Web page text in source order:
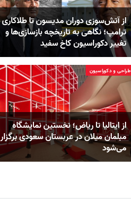
از آتش‌سوزی دوران مدیسون تا طلاکاری
ترامپ؛ نگاهی به تاریخچه‌ بازسازی‌ها و
تغییر دکوراسیون کاخ سفید
طراحی و دکوراسیون
از ایتالیا تا ریاض؛ نخستین نمایشگاه
مبلمان میلان در عربستان سعودی برگزار
می‌شود